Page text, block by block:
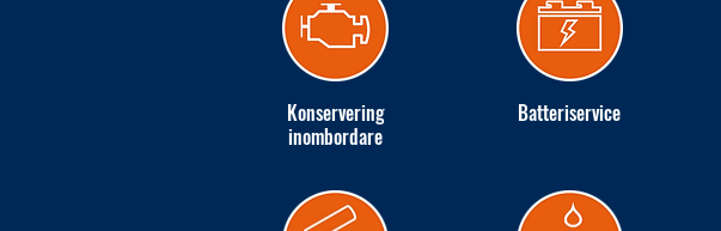
Konservering
inombordare
Batteriservice